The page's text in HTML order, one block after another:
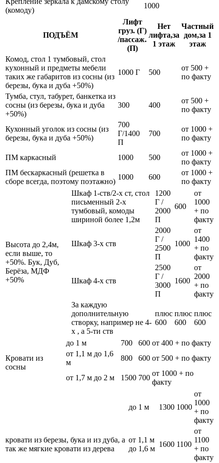
(комоду)
1000
ПОДЪЁМ
Лифт
груз. (Г)
/пассаж.
(П)
Нет
лифта,за
1 этаж
Частный
дом,за 1
этаж
Комод, стол 1 тумбовый, стол
кухонный и предметы мебели
таких же габаритов из сосны (из
березы, бука и дуба +50%)
1000 Г 500
от 500 +
по факту
Тумба, стул, табурет, банкетка из
сосны (из березы, бука и дуба
+50%)
300 400
от 500 +
по факту
Кухонный уголок из сосны (из
березы, бука и дуба +50%)
700
Г/1400
П
700
от 1000 +
по факту
ПМ каркасный 1000 500
от 1000 +
по факту
ПМ бескаркасный (решетка в
сборе всегда, поэтому поэтажно)
1000 600
от 1000 +
по факту
Высота до 2,4м,
если выше, то
+50%. Бук, Дуб,
Берёза, МДФ
+50%
Шкаф 1-ств/2-х ст, стол
письменный 2-х
тумбовый, комоды
шириной более 1,2м
1200
Г /
2000
П
600
от
1000
+ по
факту
Шкаф 3-х ств
2000
Г /
2500
П
1000
от
1400
+ по
факту
Шкаф 4-х ств
2500
Г /
3000
П
1600
от
2000
+ по
факту
За каждую
дополнительную
створку, например не 4-
х , а 5-ти ств
плюс
600
плюс
600
плюс
600
Кровати из
сосны
до 1 м 700 600 от 400 + по факту
от 1,1 м до 1,6
м
800 600 от 500 + по факту
от 1,7 м до 2 м 1500 700
от 1000 + по
факту
кровати из березы, бука и из дуба, а
так же мягкие кровати из дерева
до 1 м 1300 1000
от
1000
+ по
факту
от 1,1 м
до 1,6 м
1600 1100
от
1100
+ по
факту